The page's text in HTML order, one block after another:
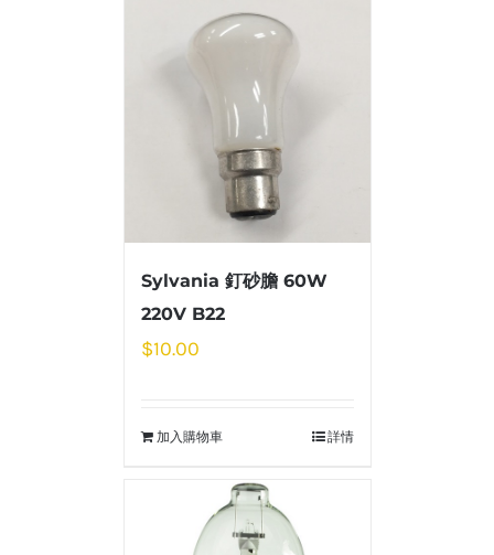
Sylvania 釘砂膽 60W
220V B22
$10.00
加入購物車 詳情